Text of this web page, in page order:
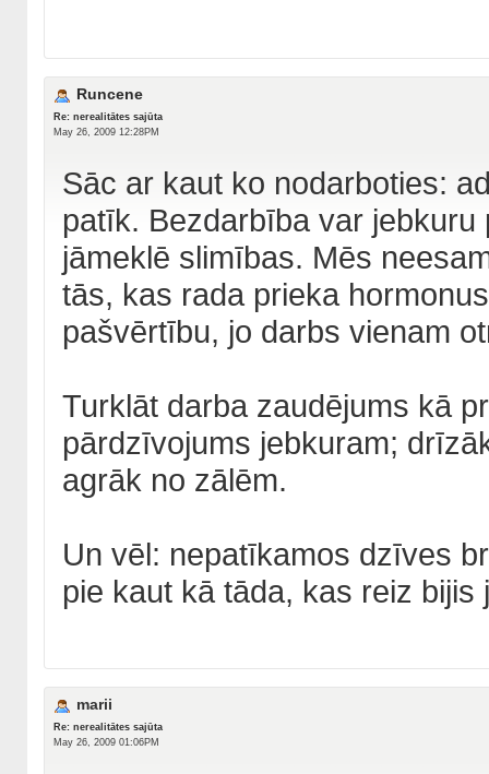
Runcene
Re: nerealitātes sajūta
May 26, 2009 12:28PM
Sāc ar kaut ko nodarboties:
patīk. Bezdarbība var
jāmeklē slimības. Mēs
tās, kas rada prieka
pašvērtību, jo darbs vienam
Turklāt darba zaudējums kā
pārdzīvojums jebkuram;
agrāk no zālēm.
Un vēl: nepatīkamos dzīves
pie kaut kā tāda, kas reiz
marii
Re: nerealitātes sajūta
May 26, 2009 01:06PM